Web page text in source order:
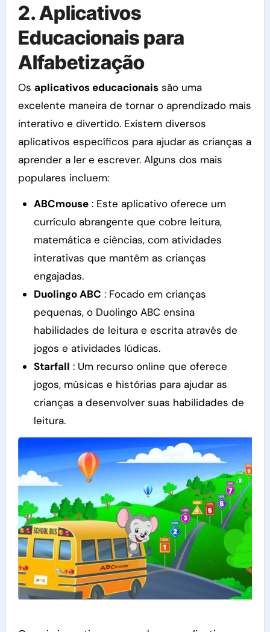
2. Aplicativos
Educacionais para
Alfabetização
Os aplicativos educacionaissão uma
excelente maneira de tornar o aprendizado mais
interativo e divertido. Existem diversos
aplicativos específicos para ajudar as crianças a
aprender a ler e escrever. Alguns dos mais
populares incluem:
ABCmouse: Este aplicativo oferece um
currículo abrangente que cobre leitura,
matemática e ciências, com atividades
interativas que mantêm as crianças
engajadas.
Duolingo ABC : Focado em crianças
pequenas, o Duolingo ABC ensina
habilidades de leitura e escrita através de
jogos e atividades lúdicas.
Starfall : Um recurso online que oferece
jogos, músicas e histórias para ajudar as
crianças a desenvolver suas habilidades de
leitura.